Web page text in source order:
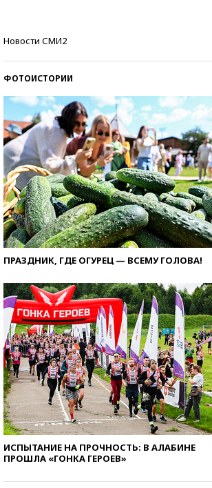
Новости СМИ2
ФОТОИСТОРИИ
ПРАЗДНИК, ГДЕ ОГУРЕЦ — ВСЕМУ ГОЛОВА!
ИСПЫТАНИЕ НА ПРОЧНОСТЬ: В АЛАБИНЕ
ПРОШЛА «ГОНКА ГЕРОЕВ»